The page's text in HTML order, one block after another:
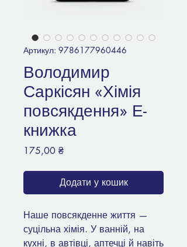
Артикул: 9786177960446
Володимир
Саркісян «Хімія
повсякдення» Е-
книжка
175,00 ₴Ціна
Додати у кошик
Наше повсякденне життя —
суцільна хімія. У ванній, на
кухні, в автівці, аптечці й навіть